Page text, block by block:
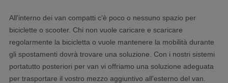
All'interno dei van compatti c'è poco o nessuno spazio per
biciclette o scooter. Chi non vuole caricare e scaricare
regolarmente la bicicletta o vuole mantenere la mobilità durante
gli spostamenti dovrà trovare una soluzione. Con i nostri sistemi
portatutto posteriori per van vi offriamo una soluzione adeguata
per trasportare il vostro mezzo aggiuntivo all'esterno del van.